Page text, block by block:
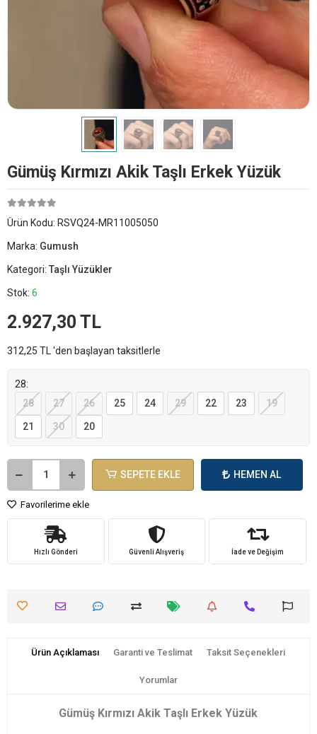
Gümüş Kırmızı Akik Taşlı Erkek Yüzük
Ürün Kodu: RSVQ24-MR11005050
Marka: Gumush
Kategori: Taşlı Yüzükler
Stok: 6
2.927,30 TL
312,25 TL 'den başlayan taksitlerle
28:
28
27 26 25 24 29 22 23 19
21 30 20
SEPETE EKLE HEMEN AL
Favorilerime ekle
Hızlı Gönderi Güvenli Alışveriş İade ve Değişim
Ürün Açıklaması Garanti ve Teslimat Taksit Seçenekleri
Yorumlar
Gümüş Kırmızı Akik Taşlı Erkek Yüzük